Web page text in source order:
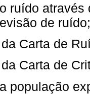
ruído
de ruído;
Carta de
Carta de
população